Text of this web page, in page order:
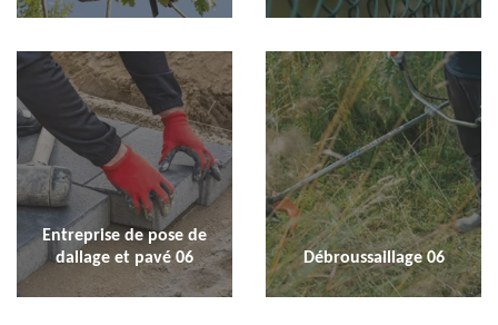
Entreprise de pose de
dallage et pavé 06
Débroussaillage 06